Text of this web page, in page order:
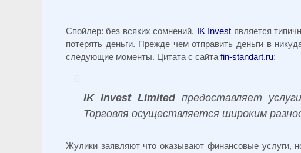
Спойлер: без всяких сомнений. IK Invest является
потерять деньги. Прежде чем отправить деньги в
следующие моменты. Цитата с сайта fin-standart.ru:
IK Invest Limitedпредоставляет
Торговля осуществляется широким
Жулики заявляют что оказывают финансовые услуги,